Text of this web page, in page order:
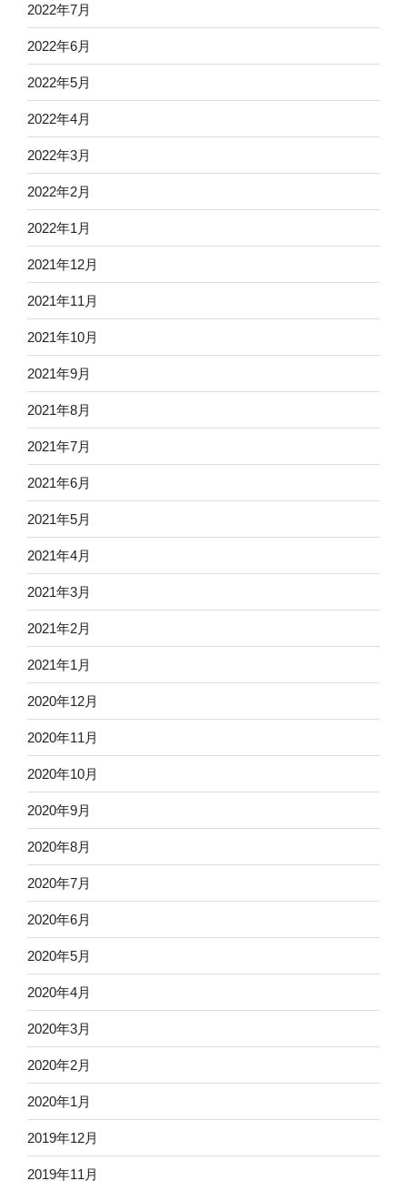
2022年7月
2022年6月
2022年5月
2022年4月
2022年3月
2022年2月
2022年1月
2021年12月
2021年11月
2021年10月
2021年9月
2021年8月
2021年7月
2021年6月
2021年5月
2021年4月
2021年3月
2021年2月
2021年1月
2020年12月
2020年11月
2020年10月
2020年9月
2020年8月
2020年7月
2020年6月
2020年5月
2020年4月
2020年3月
2020年2月
2020年1月
2019年12月
2019年11月